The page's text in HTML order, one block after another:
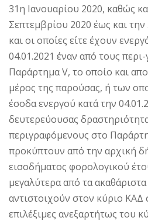
31η Ιανουαρίου 2020, καθώς
Σεπτεμβρίου 2020 έως και
και οι οποίες είτε έχουν
04.01.2021 έναν από τους
Παράρτημα V, το οποίο και
μέρος της παρούσας, ή των
έσοδα ενεργού κατά την
δευτερεύουσας
περιγραφόμενους στο
προκύπτουν από την αρχική
εισοδήματος φορολογικού
μεγαλύτερα από τα
αντιστοιχούν στον κύριο ΚΑΔ
επιλέξιμες ανεξαρτήτως του